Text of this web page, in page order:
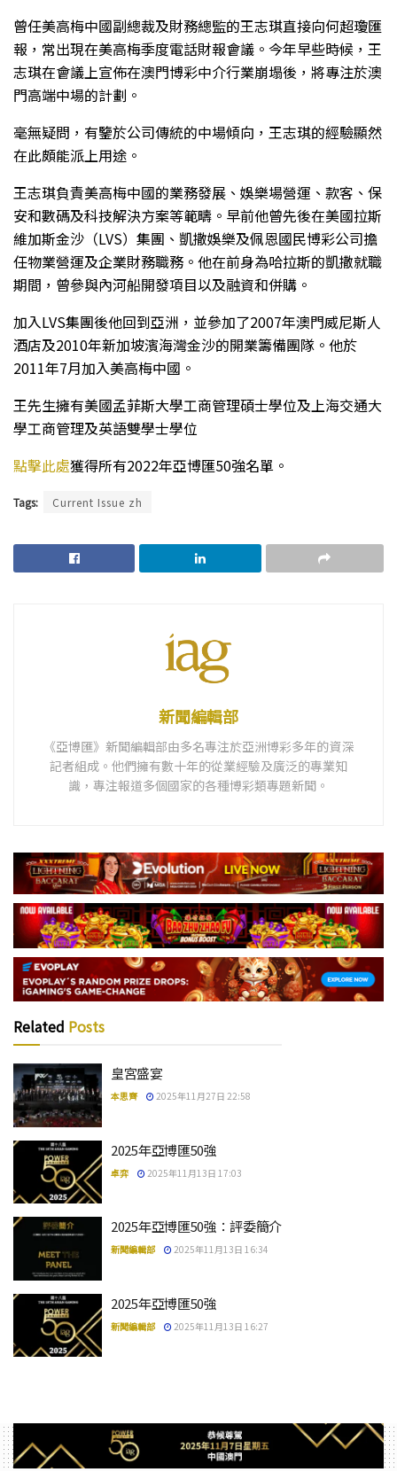
曾任美高梅中國副總裁及財務總監的王志琪直接向何超瓊匯
報，常出現在美高梅季度電話財報會議。今年早些時候，王
志琪在會議上宣佈在澳門博彩中介行業崩塌後，將專注於澳
門高端中場的計劃。
毫無疑問，有鑒於公司傳統的中場傾向，王志琪的經驗顯然
在此頗能派上用途。
王志琪負責美高梅中國的業務發展、娛樂場營運、款客、保
安和數碼及科技解決方案等範疇。早前他曾先後在美國拉斯
維加斯金沙（LVS）集團、凱撒娛樂及佩恩國民博彩公司擔
任物業營運及企業財務職務。他在前身為哈拉斯的凱撒就職
期間，曾參與內河船開發項目以及融資和併購。
加入LVS集團後他回到亞洲，並參加了2007年澳門威尼斯人
酒店及2010年新加坡濱海灣金沙的開業籌備團隊。他於
2011年7月加入美高梅中國。
王先生擁有美國孟菲斯大學工商管理碩士學位及上海交通大
學工商管理及英語雙學士學位
點擊此處獲得所有2022年亞博匯50強名單。
Tags: Current Issue zh
新聞編輯部
《亞博匯》新聞編輯部由多名專注於亞洲博彩多年的資深
記者組成。他們擁有數十年的從業經驗及廣泛的專業知
識，專注報道多個國家的各種博彩類專題新聞。
Related Posts
皇宮盛宴
本思齊 2025年11月27日 22:58
2025年亞博匯50強
卓弈 2025年11月13日 17:03
2025年亞博匯50強：評委簡介
新聞編輯部 2025年11月13日 16:34
2025年亞博匯50強
新聞編輯部 2025年11月13日 16:27